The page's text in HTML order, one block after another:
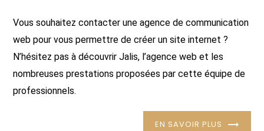
Vous souhaitez contacter une agence de communication
web pour vous permettre de créer un site internet ?
N’hésitez pas à découvrir Jalis, l’agence web et les
nombreuses prestations proposées par cette équipe de
professionnels.
EN SAVOIR PLUS